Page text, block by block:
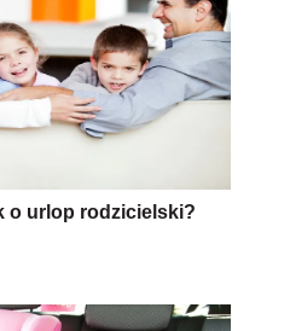
o urlop rodzicielski?